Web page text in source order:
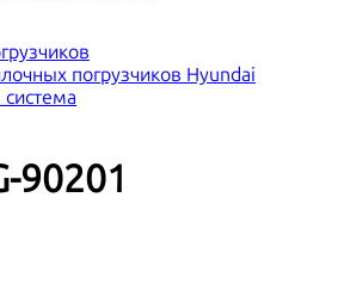
погрузчиков Hyundai
система
90201